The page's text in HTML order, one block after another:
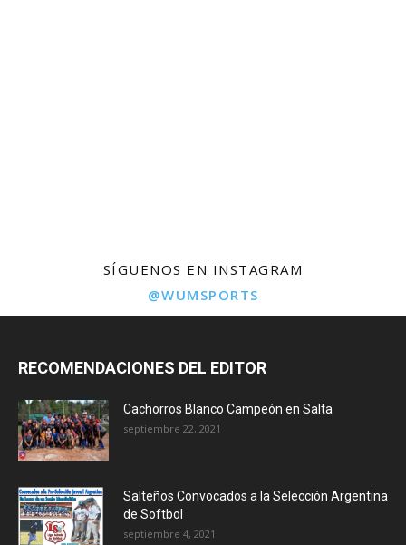
SÍGUENOS EN INSTAGRAM
@WUMSPORTS
RECOMENDACIONES DEL EDITOR
Cachorros Blanco Campeón en Salta
septiembre 22, 2021
Salteños Convocados a la Selección Argentina
de Softbol
septiembre 4, 2021